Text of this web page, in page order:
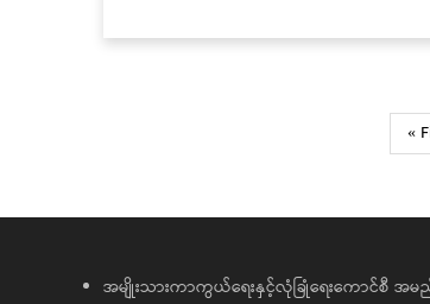
«
အမျိုးသားကာကွယ်ရေးနှင့်လုံခြုံရေးကောင်စီ အမ